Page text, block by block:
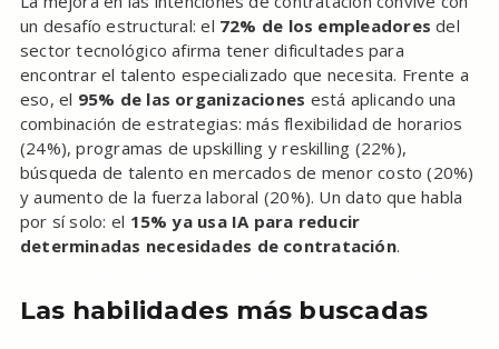
un desafío estructural: el 72% de los empleadores del
sector tecnológico afirma tener dificultades para
encontrar el talento especializado que necesita. Frente a
eso, el 95% de las organizaciones está aplicando una
combinación de estrategias: más flexibilidad de horarios
(24%), programas de upskilling y reskilling (22%),
búsqueda de talento en mercados de menor costo (20%)
y aumento de la fuerza laboral (20%). Un dato que habla
por sí solo: el 15% ya usa IA para reducir
determinadas necesidades de contratación.
Las habilidades más buscadas